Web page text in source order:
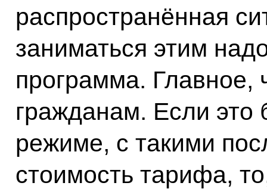
распространённая
заниматься этим
программа.
гражданам. Если это
режиме, с такими
стоимость тарифа,